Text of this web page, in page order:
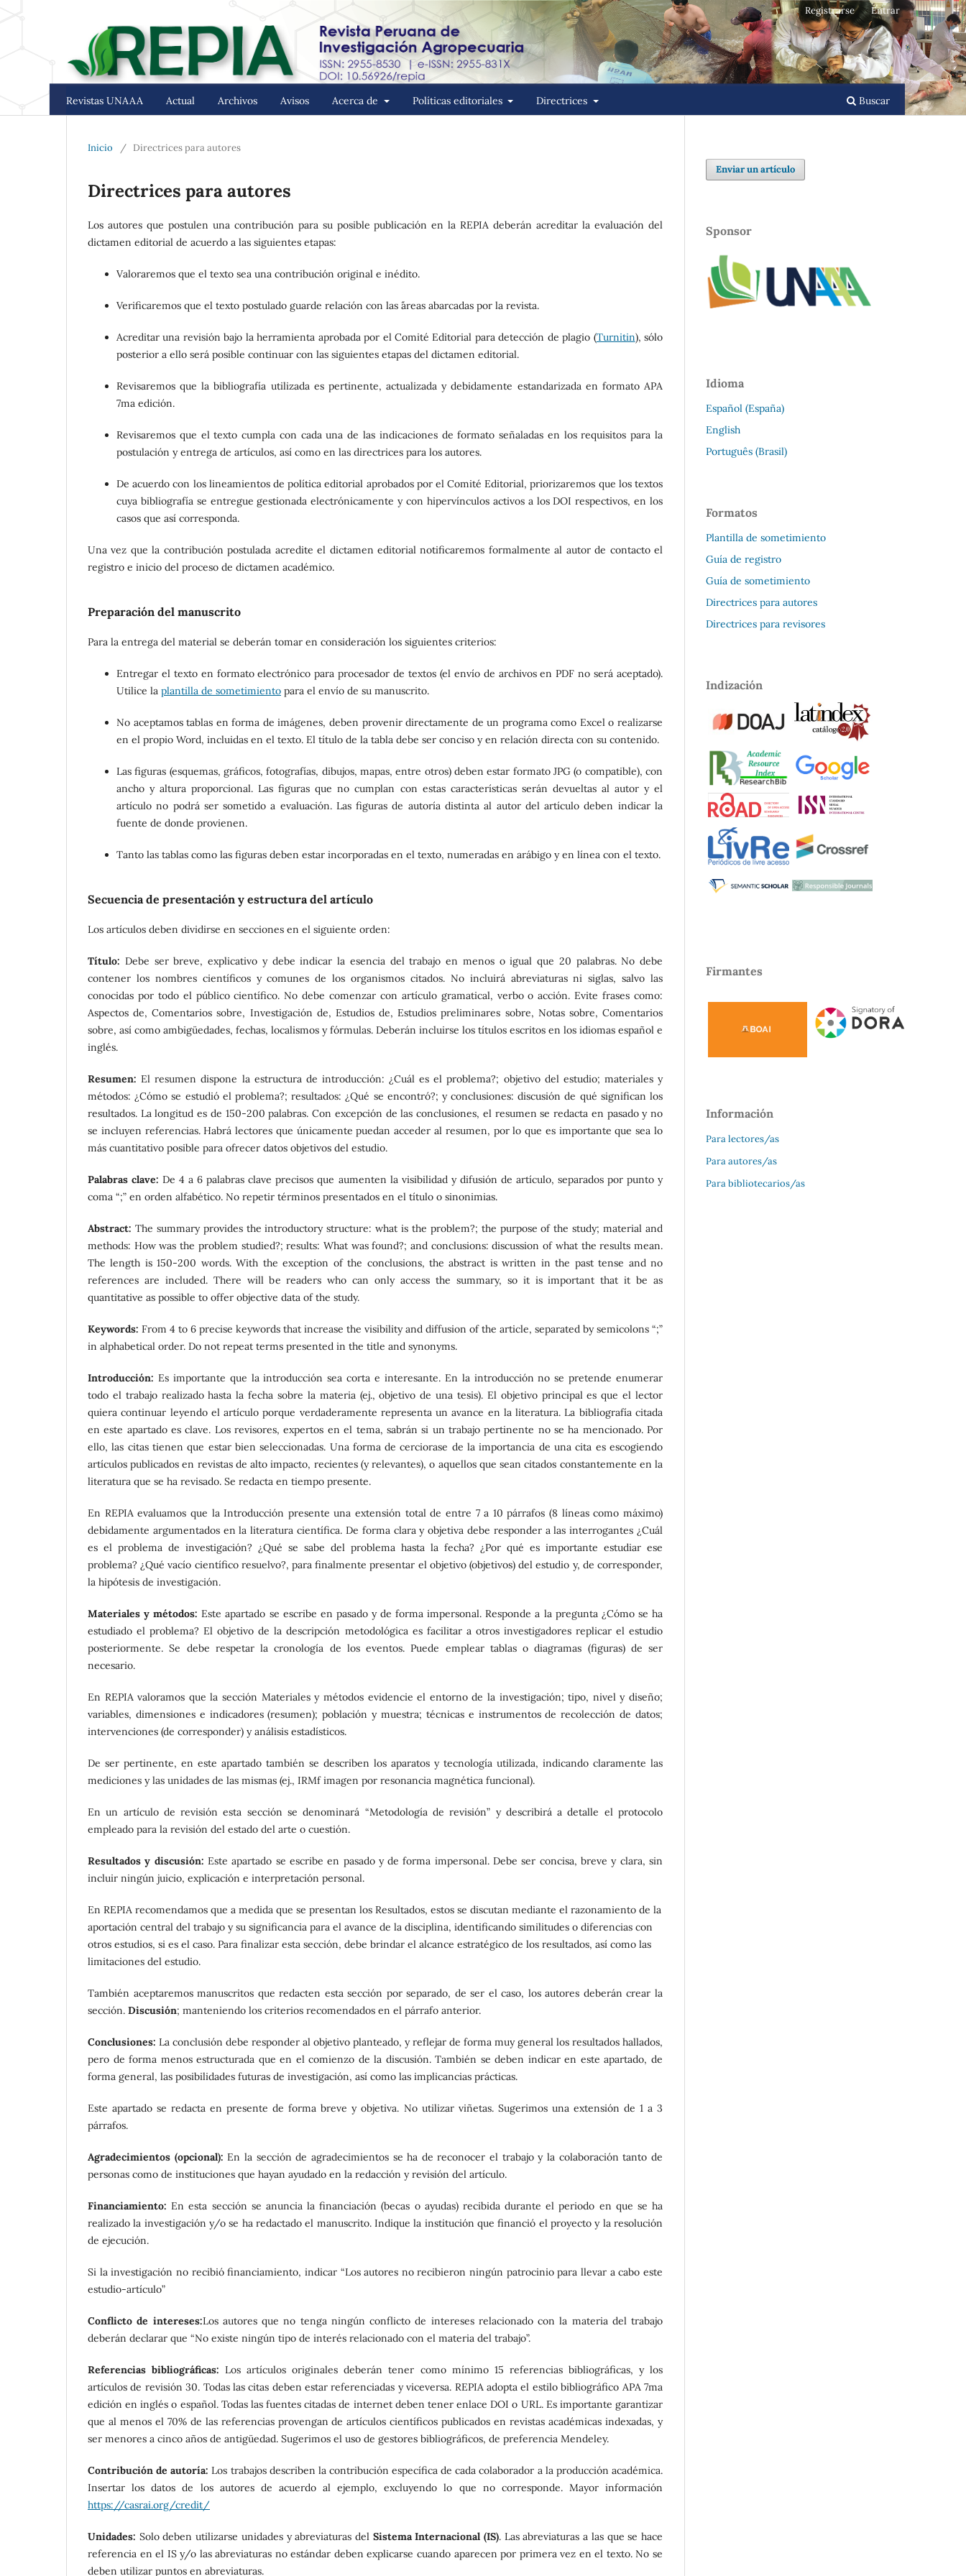
Revistas UNAAA Actual Archivos Avisos Acerca de Políticas editoriales Directrices Buscar
Registrarse Entrar
Inicio / Directrices para autores
Directrices para autores
Los autores que postulen una contribución para su posible publicación en la REPIA deberán acreditar la evaluación del
dictamen editorial de acuerdo a las siguientes etapas:
Valoraremos que el texto sea una contribución original e inédito.
Verificaremos que el texto postulado guarde relación con las ´áreas abarcadas por la revista.
Acreditar una revisión bajo la herramienta aprobada por el Comité Editorial para detección de plagio (Turnitin), sólo
posterior a ello será posible continuar con las siguientes etapas del dictamen editorial.
Revisaremos que la bibliografía utilizada es pertinente, actualizada y debidamente estandarizada en formato APA
7ma edición.
Revisaremos que el texto cumpla con cada una de las indicaciones de formato señaladas en los requisitos para la
postulación y entrega de artículos, así como en las directrices para los autores.
De acuerdo con los lineamientos de política editorial aprobados por el Comité Editorial, priorizaremos que los textos
cuya bibliografía se entregue gestionada electrónicamente y con hipervínculos activos a los DOI respectivos, en los
casos que así corresponda.
Una vez que la contribución postulada acredite el dictamen editorial notificaremos formalmente al autor de contacto el
registro e inicio del proceso de dictamen académico.
Preparación del manuscrito
Para la entrega del material se deberán tomar en consideración los siguientes criterios:
Entregar el texto en formato electrónico para procesador de textos (el envío de archivos en PDF no será aceptado).
Utilice la plantilla de sometimiento para el envío de su manuscrito.
No aceptamos tablas en forma de imágenes, deben provenir directamente de un programa como Excel o realizarse
en el propio Word, incluidas en el texto. El título de la tabla debe ser conciso y en relación directa con su contenido.
Las figuras (esquemas, gráficos, fotografías, dibujos, mapas, entre otros) deben estar formato JPG (o compatible), con
ancho y altura proporcional. Las figuras que no cumplan con estas características serán devueltas al autor y el
artículo no podrá ser sometido a evaluación. Las figuras de autoría distinta al autor del artículo deben indicar la
fuente de donde provienen.
Tanto las tablas como las figuras deben estar incorporadas en el texto, numeradas en arábigo y en línea con el texto.
Secuencia de presentación y estructura del artículo
Los artículos deben dividirse en secciones en el siguiente orden:
Título: Debe ser breve, explicativo y debe indicar la esencia del trabajo en menos o igual que 20 palabras. No debe
contener los nombres científicos y comunes de los organismos citados. No incluirá abreviaturas ni siglas, salvo las
conocidas por todo el público científico. No debe comenzar con artículo gramatical, verbo o acción. Evite frases como:
Aspectos de, Comentarios sobre, Investigación de, Estudios de, Estudios preliminares sobre, Notas sobre, Comentarios
sobre, así como ambigüedades, fechas, localismos y fórmulas. Deberán incluirse los títulos escritos en los idiomas español e
inglés.
Resumen: El resumen dispone la estructura de introducción: ¿Cuál es el problema?; objetivo del estudio; materiales y
métodos: ¿Cómo se estudió el problema?; resultados: ¿Qué se encontró?; y conclusiones: discusión de qué significan los
resultados. La longitud es de 150-200 palabras. Con excepción de las conclusiones, el resumen se redacta en pasado y no
se incluyen referencias. Habrá lectores que únicamente puedan acceder al resumen, por lo que es importante que sea lo
más cuantitativo posible para ofrecer datos objetivos del estudio.
Palabras clave:De 4 a 6 palabras clave precisos que aumenten la visibilidad y difusión de artículo, separados por punto y
coma “;” en orden alfabético. No repetir términos presentados en el título o sinonimias.
Abstract: The summary provides the introductory structure: what is the problem?; the purpose of the study; material and
methods: How was the problem studied?; results: What was found?; and conclusions: discussion of what the results mean.
The length is 150-200 words. With the exception of the conclusions, the abstract is written in the past tense and no
references are included. There will be readers who can only access the summary, so it is important that it be as
quantitative as possible to offer objective data of the study.
Keywords: From 4 to 6 precise keywords that increase the visibility and diffusion of the article, separated by semicolons “;”
in alphabetical order. Do not repeat terms presented in the title and synonyms.
Introducción: Es importante que la introducción sea corta e interesante. En la introducción no se pretende enumerar
todo el trabajo realizado hasta la fecha sobre la materia (ej., objetivo de una tesis). El objetivo principal es que el lector
quiera continuar leyendo el artículo porque verdaderamente representa un avance en la literatura. La bibliografía citada
en este apartado es clave. Los revisores, expertos en el tema, sabrán si un trabajo pertinente no se ha mencionado. Por
ello, las citas tienen que estar bien seleccionadas. Una forma de cerciorase de la importancia de una cita es escogiendo
artículos publicados en revistas de alto impacto, recientes (y relevantes), o aquellos que sean citados constantemente en la
literatura que se ha revisado. Se redacta en tiempo presente.
En REPIA evaluamos que la Introducción presente una extensión total de entre 7 a 10 párrafos (8 líneas como máximo)
debidamente argumentados en la literatura científica. De forma clara y objetiva debe responder a las interrogantes ¿Cuál
es el problema de investigación? ¿Qué se sabe del problema hasta la fecha? ¿Por qué es importante estudiar ese
problema? ¿Qué vacío científico resuelvo?, para finalmente presentar el objetivo (objetivos) del estudio y, de corresponder,
la hipótesis de investigación.
Materiales y métodos: Este apartado se escribe en pasado y de forma impersonal. Responde a la pregunta ¿Cómo se ha
estudiado el problema? El objetivo de la descripción metodológica es facilitar a otros investigadores replicar el estudio
posteriormente. Se debe respetar la cronología de los eventos. Puede emplear tablas o diagramas (figuras) de ser
necesario.
En REPIA valoramos que la sección Materiales y métodos evidencie el entorno de la investigación; tipo, nivel y diseño;
variables, dimensiones e indicadores (resumen); población y muestra; técnicas e instrumentos de recolección de datos;
intervenciones (de corresponder) y análisis estadísticos.
De ser pertinente, en este apartado también se describen los aparatos y tecnología utilizada, indicando claramente las
mediciones y las unidades de las mismas (ej., IRMf imagen por resonancia magnética funcional).
En un artículo de revisión esta sección se denominará “Metodología de revisión” y describirá a detalle el protocolo
empleado para la revisión del estado del arte o cuestión.
Resultados y discusión: Este apartado se escribe en pasado y de forma impersonal. Debe ser concisa, breve y clara, sin
incluir ningún juicio, explicación e interpretación personal.
En REPIA recomendamos que a medida que se presentan los Resultados, estos se discutan mediante el razonamiento de la
aportación central del trabajo y su significancia para el avance de la disciplina, identificando similitudes o diferencias con
otros estudios, si es el caso. Para finalizar esta sección, debe brindar el alcance estratégico de los resultados, así como las
limitaciones del estudio.
También aceptaremos manuscritos que redacten esta sección por separado, de ser el caso, los autores deberán crear la
sección. Discusión; manteniendo los criterios recomendados en el párrafo anterior.
Conclusiones: La conclusión debe responder al objetivo planteado, y reflejar de forma muy general los resultados hallados,
pero de forma menos estructurada que en el comienzo de la discusión. También se deben indicar en este apartado, de
forma general, las posibilidades futuras de investigación, así como las implicancias prácticas.
Este apartado se redacta en presente de forma breve y objetiva. No utilizar viñetas. Sugerimos una extensión de 1 a 3
párrafos.
Agradecimientos (opcional):En la sección de agradecimientos se ha de reconocer el trabajo y la colaboración tanto de
personas como de instituciones que hayan ayudado en la redacción y revisión del artículo.
Financiamiento:En esta sección se anuncia la financiación (becas o ayudas) recibida durante el periodo en que se ha
realizado la investigación y/o se ha redactado el manuscrito. Indique la institución que financió el proyecto y la resolución
de ejecución.
Si la investigación no recibió financiamiento, indicar “Los autores no recibieron ningún patrocinio para llevar a cabo este
estudio-artículo”
Conflicto de intereses:Los autores que no tenga ningún conflicto de intereses relacionado con la materia del trabajo
deberán declarar que “No existe ningún tipo de interés relacionado con el materia del trabajo”.
Referencias bibliográficas:Los artículos originales deberán tener como mínimo 15 referencias bibliográficas, y los
artículos de revisión 30. Todas las citas deben estar referenciadas y viceversa. REPIA adopta el estilo bibliográfico APA 7ma
edición en inglés o español. Todas las fuentes citadas de internet deben tener enlace DOI o URL. Es importante garantizar
que al menos el 70% de las referencias provengan de artículos científicos publicados en revistas académicas indexadas, y
ser menores a cinco años de antigüedad. Sugerimos el uso de gestores bibliográficos, de preferencia Mendeley.
Contribución de autoría:Los trabajos describen la contribución específica de cada colaborador a la producción académica.
Insertar los datos de los autores de acuerdo al ejemplo, excluyendo lo que no corresponde. Mayor información
https://casrai.org/credit/
Unidades: Solo deben utilizarse unidades y abreviaturas delSistema Internacional (IS). Las abreviaturas a las que se hace
referencia en el IS y/o las abreviaturas no estándar deben explicarse cuando aparecen por primera vez en el texto. No se
deben utilizar puntos en abreviaturas.
Enviar un artículo
Sponsor
Idioma
Español (España)
English
Português (Brasil)
Formatos
Plantilla de sometimiento
Guía de registro
Guía de sometimiento
Directrices para autores
Directrices para revisores
Indización
Firmantes
Información
Para lectores/as
Para autores/as
Para bibliotecarios/as